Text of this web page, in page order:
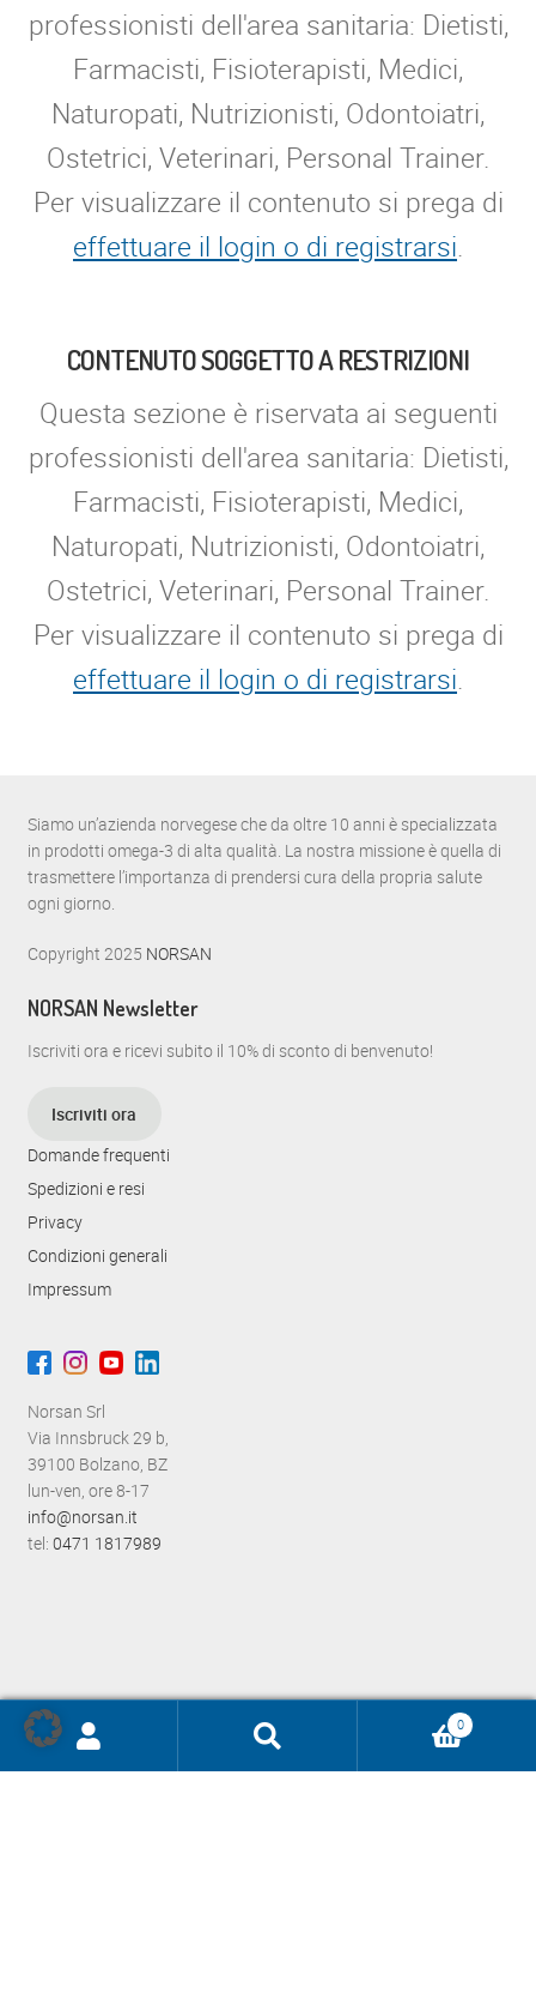
professionisti dell'area sanitaria: Dietisti,
Farmacisti, Fisioterapisti, Medici,
Naturopati, Nutrizionisti, Odontoiatri,
Ostetrici, Veterinari, Personal Trainer.
Per visualizzare il contenuto si prega di
effettuare il login o di registrarsi.
CONTENUTO SOGGETTO A RESTRIZIONI
Questa sezione è riservata ai seguenti
professionisti dell'area sanitaria: Dietisti,
Farmacisti, Fisioterapisti, Medici,
Naturopati, Nutrizionisti, Odontoiatri,
Ostetrici, Veterinari, Personal Trainer.
Per visualizzare il contenuto si prega di
effettuare il login o di registrarsi.
Siamo un’azienda norvegese che da oltre 10 anni è specializzata
in prodotti omega-3 di alta qualità. La nostra missione è quella di
trasmettere l’importanza di prendersi cura della propria salute
ogni giorno.
Copyright 2025 NORSAN
NORSAN Newsletter
Iscriviti ora e ricevi subito il 10% di sconto di benvenuto!
Iscriviti ora
Domande frequenti
Spedizioni e resi
Privacy
Condizioni generali
Impressum
Norsan Srl
Via Innsbruck 29 b,
39100 Bolzano, BZ
lun-ven, ore 8-17
info@norsan.it
tel: 0471 1817989
Ricerca
0